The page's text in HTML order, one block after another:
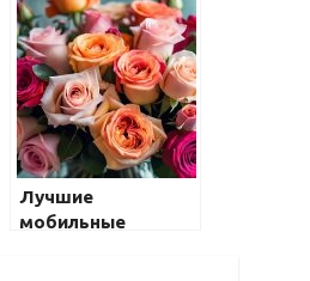
Лучшие
мобильные